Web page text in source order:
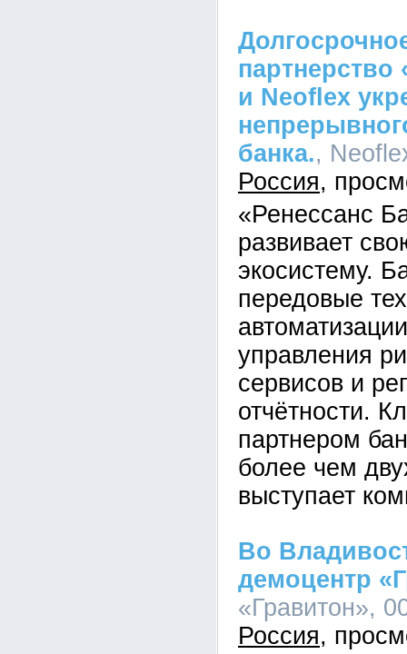
партнерство
и Neoflex
банка.,
Россия
«Ренессанс
развивает
экосистему.
передовые
управления
сервисов и
отчётности.
партнером
более чем
выступает
Во
демоцентр
«Гравитон»,
Россия